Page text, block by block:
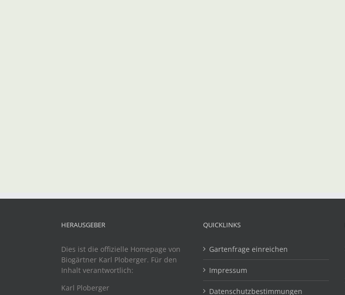
HERAUSGEBER
Dies ist die offizielle Homepage von
Biogärtner Karl Ploberger. Für den
Inhalt verantwortlich:
Karl Ploberger
QUICKLINKS
Gartenfrage einreichen
Impressum
Datenschutzbestimmungen